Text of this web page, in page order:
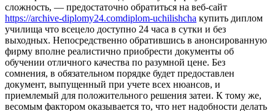
сложность, — предостаточно обратиться на веб-сайт
https://archive-diplomy24.comdiplom-uchilishcha купить диплом
училища что всецело доступно 24 часа в сутки и без
выходных. Непосредственно обратившись в анонсированную
фирму вполне реалистично приобрести документы об
обучении отличного качества по разумной цене. Без
сомнения, в обязательном порядке будет предоставлен
документ, выпущенный при учете всех нюансов, и
приемлемый для положительного решения затеи. К тому же,
весомым фактором оказывается то, что нет надобности делать